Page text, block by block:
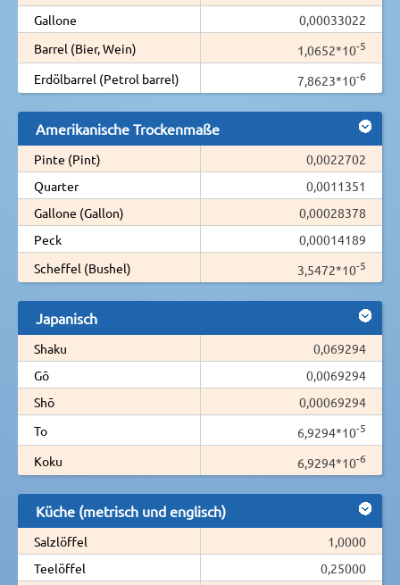
Gallone
0,00033022
Barrel (Bier, Wein)
1,0652*10-5
Erdölbarrel (Petrol barrel) 7,8623*10-6
Amerikanische Trockenmaße
Pinte (Pint)
0,0022702
Quarter
0,0011351
Gallone (Gallon)
0,00028378
Peck
0,00014189
Scheffel (Bushel)
3,5472*10-5
Japanisch
Shaku
0,069294
Gō
0,0069294
Shō
0,00069294
To
6,9294*10-5
Koku 6,9294*10-6
Küche (metrisch und englisch)
Salzlöffel
1,0000
Teelöffel
0,25000